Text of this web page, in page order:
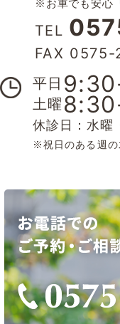
※お車でも安心
TEL
FAX
平日
土曜
休診日：水曜
※祝日のある週の